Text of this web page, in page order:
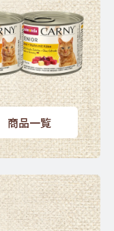
商品一覧